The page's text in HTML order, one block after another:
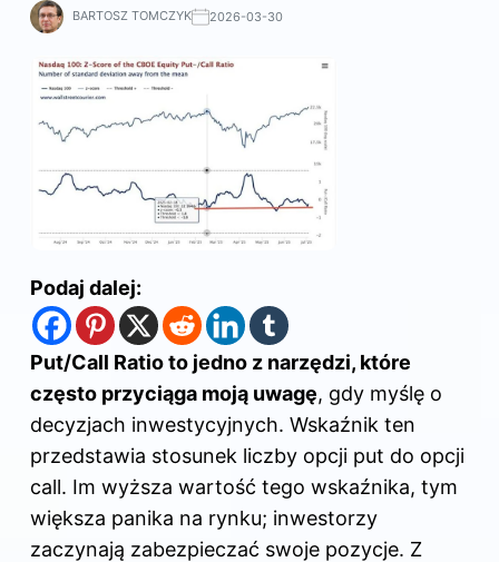
BARTOSZ TOMCZYK 2026-03-30
Podaj dalej:
Put/Call Ratio to jedno z narzędzi, które
często przyciąga moją uwagę, gdy myślę o
decyzjach inwestycyjnych. Wskaźnik ten
przedstawia stosunek liczby opcji put do opcji
call. Im wyższa wartość tego wskaźnika, tym
większa panika na rynku; inwestorzy
zaczynają zabezpieczać swoje pozycje. Z